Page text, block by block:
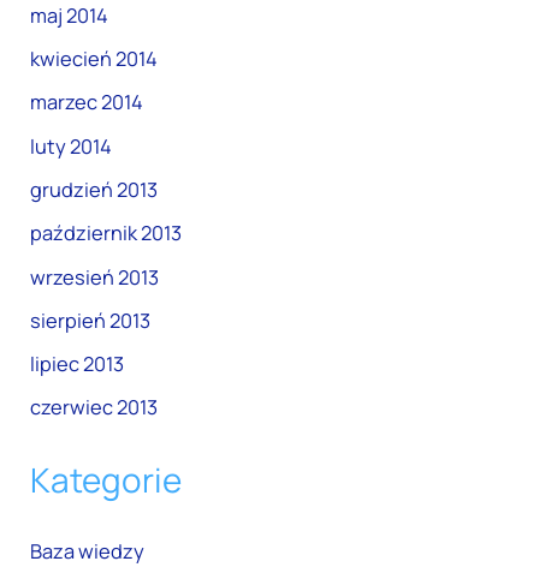
maj 2014
kwiecień 2014
marzec 2014
luty 2014
grudzień 2013
październik 2013
wrzesień 2013
sierpień 2013
lipiec 2013
czerwiec 2013
Kategorie
Baza wiedzy